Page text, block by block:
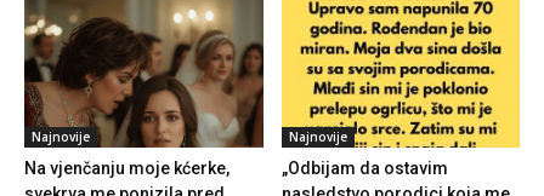
Najnovije
Na vjenčanju moje kćerke,
Najnovije
„Odbijam da ostavim